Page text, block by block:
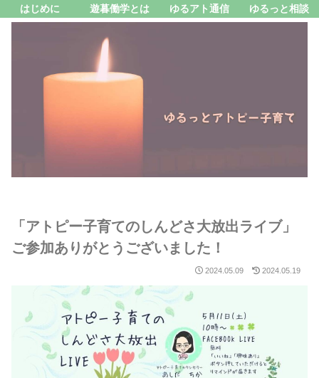
はじめに 遊暮働学とは ゆるアト通信 ゆるっと相談
「アトピー子育てのしんどさ大放出ライブ」
ご参加ありがとうございました！
2024.05.09 2024.05.19